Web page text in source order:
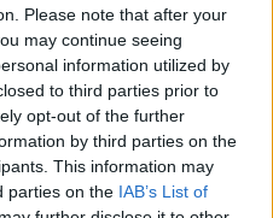
Please note that after your
may continue seeing
information utilized by
to third parties prior to
opt-out of the further
by third parties on the
This information may
parties on the IAB’s List of
simán lehetett indexet
csak kapcsolat